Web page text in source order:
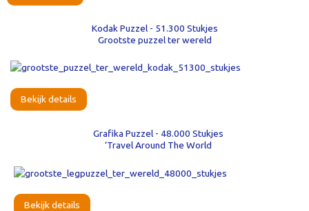
Kodak Puzzel - 51.300 Stukjes
Grootste puzzel ter wereld
Bekijk details
Grafika Puzzel - 48.000 Stukjes
‘Travel Around The World
Bekijk details